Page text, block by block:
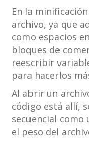
En la
archivo, ya que
como espacios
bloques de
reescribir
para hacerlos
Al abrir un
código está allí,
secuencial como
el peso del